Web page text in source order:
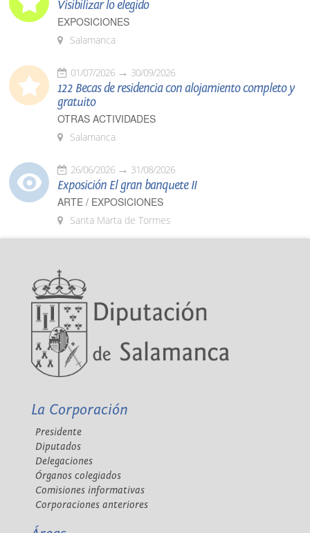
Visibilizar lo elegido
EXPOSICIONES
Salamanca
01/07/2026 30/09/2026
122 Becas de residencia con alojamiento completo y
gratuito
OTRAS ACTIVIDADES
Salamanca
26/06/2026 31/08/2026
Exposición El gran banquete II
ARTE / EXPOSICIONES
Santa Marta de Tormes
La Corporación
Presidente
Diputados
Delegaciones
Órganos colegiados
Comisiones informativas
Corporaciones anteriores